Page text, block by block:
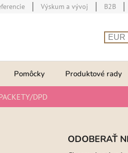
Výskum a vývoj B2B
EUR
Pomôcky Produktové rady
DPD
ODOBERAŤ